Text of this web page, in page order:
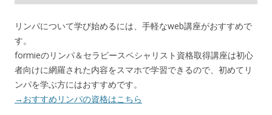
リンパについて学び始めるには、手軽なweb講座がおすすめで
す。
formieのリンパ＆セラピースペシャリスト資格取得講座は初心
者向けに網羅された内容をスマホで学習できるので、初めてリ
ンパを学ぶ方にはおすすめです。
→おすすめリンパの資格はこちら